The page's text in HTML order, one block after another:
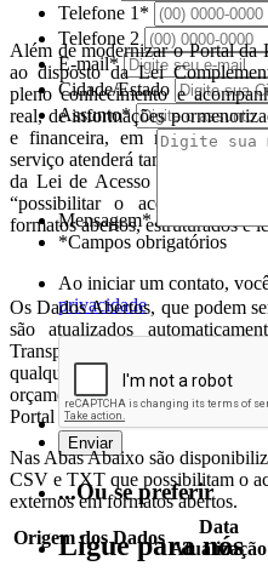
Telefone 1*
Telefone 2
E-mail*
Cidade/Estado
Assunto*
Mensagem*
*Campos obrigatórios
Ao iniciar um contato,
privacidade
...Ou se preferir
Ligue para nós
Além de modernizar o Portal da
ao disposto da Lei
pleno conhecimento e
real, de informações
e financeira, em meios
serviço atenderá também,
da Lei de Acesso a
“possibilitar o acesso
formatos abertos, estruturados e
Os Dados Abertos, que podem
são atualizados
Transparência da Prefeitura
qualquer momento. Todas as
orçamentária do município
Portal Oficial.
Nas Abas Abaixo são
CSV e TXT que possibilitam o
externos em formatos abertos.
Origem dos Dados
Data
Atualização